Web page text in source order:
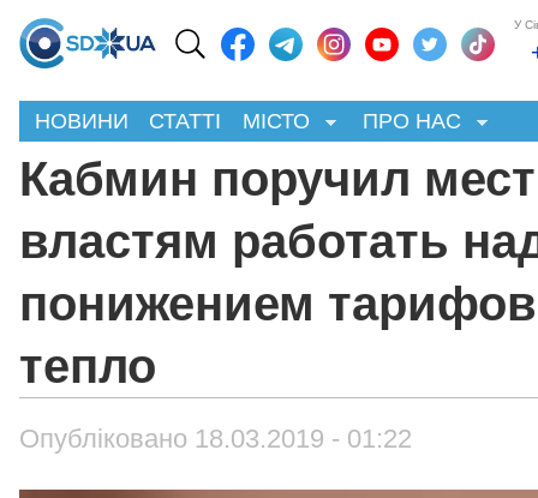
У
НОВИНИ СТАТТІ МІСТО ПРО НАС
Кабмин поручил
властям работать
понижением
тепло
Опубліковано 18.03.2019 - 01:22